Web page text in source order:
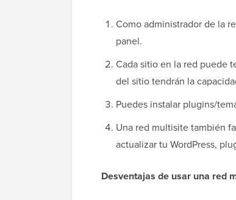
Como administrador de la
panel.
Cada sitio en la red puede
del sitio tendrán la
Puedes instalar plugins/
Una red multisite también
actualizar tu WordPress,
Desventajas de usar una red